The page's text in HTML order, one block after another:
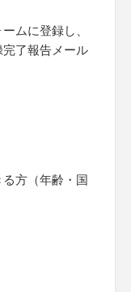
ムに登録し、
了報告メール
方（年齢・国